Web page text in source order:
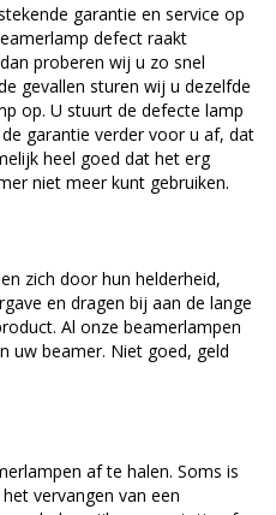
garantie en service op
defect raakt
proberen wij u zo snel
gevallen sturen wij u dezelfde
op. U stuurt de defecte lamp
garantie verder voor u af, dat
heel goed dat het erg
niet meer kunt gebruiken.
zich door hun helderheid,
en dragen bij aan de lange
Al onze beamerlampen
uw beamer. Niet goed, geld
af te halen. Soms is
vervangen van een